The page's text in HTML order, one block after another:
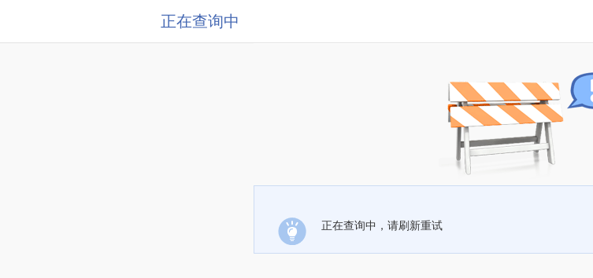
正在查询中
正在查询中，请刷新重试